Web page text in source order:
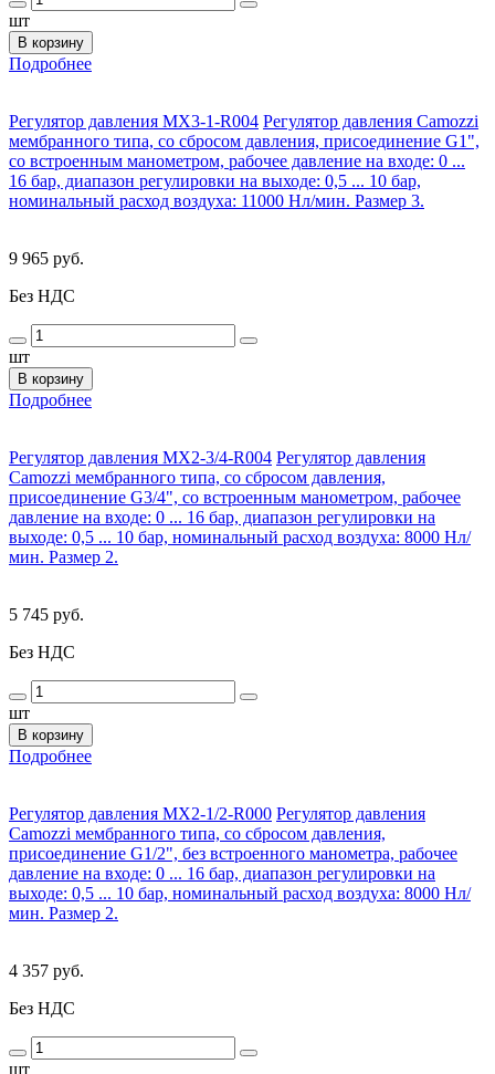
шт
В корзину
Подробнее
Регулятор давления MX3-1-R004 Регулятор давления Camozzi
мембранного типа, со сбросом давления, присоединение G1",
со встроенным манометром, рабочее давление на входе: 0 ...
16 бар, диапазон регулировки на выходе: 0,5 ... 10 бар,
номинальный расход воздуха: 11000 Нл/мин. Размер 3.
9 965 руб.
Без НДС
шт
В корзину
Подробнее
Регулятор давления MX2-3/4-R004 Регулятор давления
Camozzi мембранного типа, со сбросом давления,
присоединение G3/4", со встроенным манометром, рабочее
давление на входе: 0 ... 16 бар, диапазон регулировки на
выходе: 0,5 ... 10 бар, номинальный расход воздуха: 8000 Нл/
мин. Размер 2.
5 745 руб.
Без НДС
шт
В корзину
Подробнее
Регулятор давления MX2-1/2-R000 Регулятор давления
Camozzi мембранного типа, со сбросом давления,
присоединение G1/2", без встроенного манометра, рабочее
давление на входе: 0 ... 16 бар, диапазон регулировки на
выходе: 0,5 ... 10 бар, номинальный расход воздуха: 8000 Нл/
мин. Размер 2.
4 357 руб.
Без НДС
шт